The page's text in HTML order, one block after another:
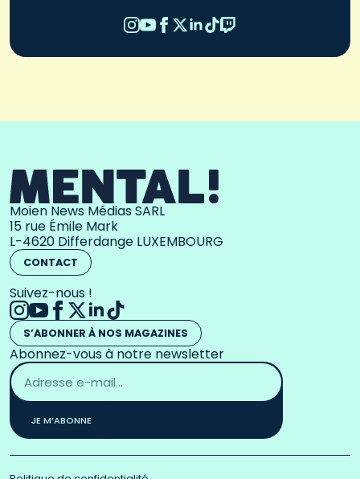
Moien News Médias SARL
15 rue Émile Mark
L-4620 Differdange LUXEMBOURG
CONTACT
Suivez-nous !
S’ABONNER À NOS MAGAZINES
Abonnez-vous à notre newsletter
Adresse
email
*
JE M’ABONNE